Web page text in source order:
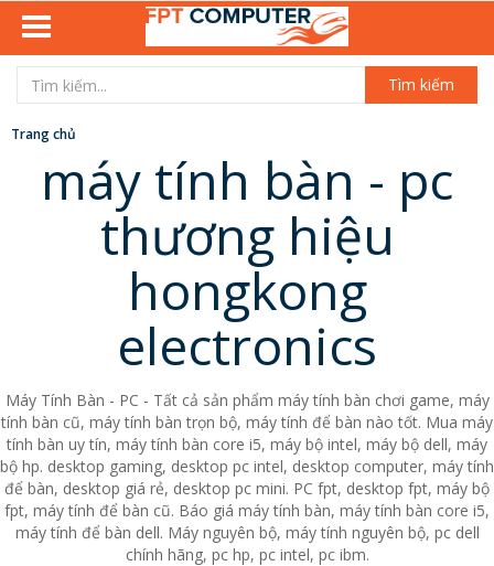
Tìm kiếm
Trang chủ
máy tính bàn - pc
thương hiệu
hongkong
electronics
Máy Tính Bàn - PC - Tất cả sản phẩm máy tính bàn chơi game, máy
tính bàn cũ, máy tính bàn trọn bộ, máy tính để bàn nào tốt. Mua máy
tính bàn uy tín, máy tính bàn core i5, máy bộ intel, máy bộ dell, máy
bộ hp. desktop gaming, desktop pc intel, desktop computer, máy tính
để bàn, desktop giá rẻ, desktop pc mini. PC fpt, desktop fpt, máy bộ
fpt, máy tính để bàn cũ. Báo giá máy tính bàn, máy tính bàn core i5,
máy tính để bàn dell. Máy nguyên bộ, máy tính nguyên bộ, pc dell
chính hãng, pc hp, pc intel, pc ibm.